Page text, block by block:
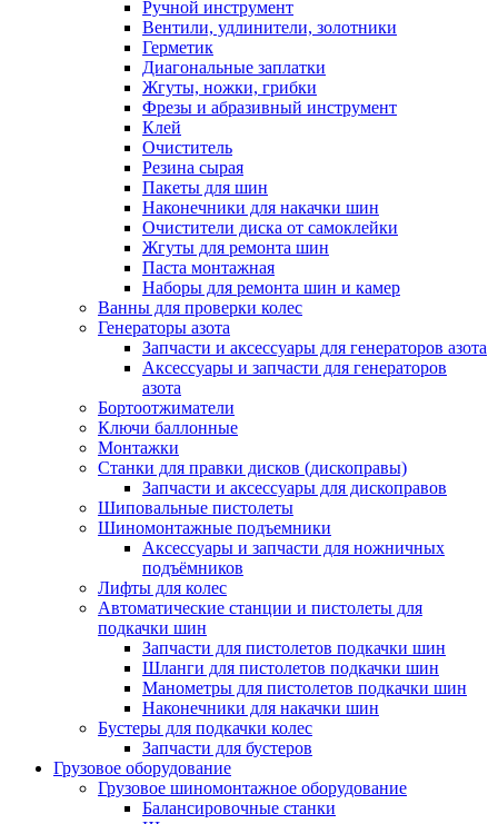
Ручной инструмент
Вентили, удлинители, золотники
Герметик
Диагональные заплатки
Жгуты, ножки, грибки
Фрезы и абразивный инструмент
Клей
Очиститель
Резина сырая
Пакеты для шин
Наконечники для накачки шин
Очистители диска от самоклейки
Жгуты для ремонта шин
Паста монтажная
Наборы для ремонта шин и камер
Ванны для проверки колес
Генераторы азота
Запчасти и аксессуары для генераторов азота
Аксессуары и запчасти для генераторов
азота
Бортоотжиматели
Ключи баллонные
Монтажки
Станки для правки дисков (дископравы)
Запчасти и аксессуары для дископравов
Шиповальные пистолеты
Шиномонтажные подъемники
Аксессуары и запчасти для ножничных
подъёмников
Лифты для колес
Автоматические станции и пистолеты для
подкачки шин
Запчасти для пистолетов подкачки шин
Шланги для пистолетов подкачки шин
Манометры для пистолетов подкачки шин
Наконечники для накачки шин
Бустеры для подкачки колес
Запчасти для бустеров
Грузовое оборудование
Грузовое шиномонтажное оборудование
Балансировочные станки